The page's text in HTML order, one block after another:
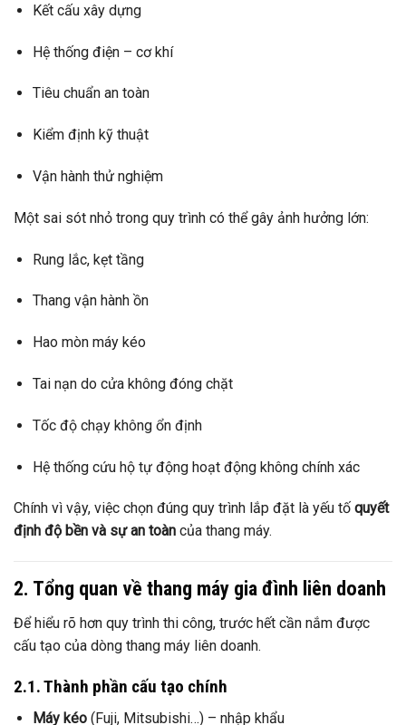
Kết cấu xây dựng
Hệ thống điện – cơ khí
Tiêu chuẩn an toàn
Kiểm định kỹ thuật
Vận hành thử nghiệm
Một sai sót nhỏ trong quy trình có thể gây ảnh hưởng lớn:
Rung lắc, kẹt tầng
Thang vận hành ồn
Hao mòn máy kéo
Tai nạn do cửa không đóng chặt
Tốc độ chạy không ổn định
Hệ thống cứu hộ tự động hoạt động không chính xác
Chính vì vậy, việc chọn đúng quy trình lắp đặt là yếu tố quyết
định độ bền và sự an toàn của thang máy.
2. Tổng quan về thang máy gia đình liên doanh
Để hiểu rõ hơn quy trình thi công, trước hết cần nắm được
cấu tạo của dòng thang máy liên doanh.
2.1. Thành phần cấu tạo chính
Máy kéo(Fuji, Mitsubishi…) – nhập khẩu